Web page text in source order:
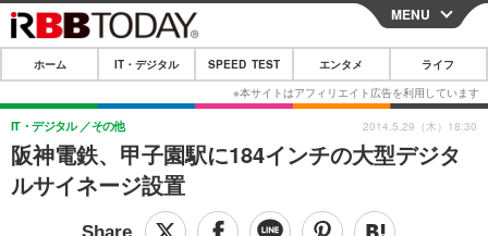
CLOSE
ホーム
IT・デジタル
IT・デジタルTOP スマートフォン
SPEED TEST
MENU
ホーム IT・デジタル SPEED TEST エンタメ ライフ
阪神電鉄、甲子園駅に184インチの大型デジタ
ルサイネージ設置
IT・デジタル その他 2014.5.29（木）18:30